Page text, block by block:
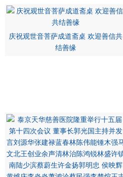
庆祝观世音菩萨成道斋桌 欢迎善信共
结善缘